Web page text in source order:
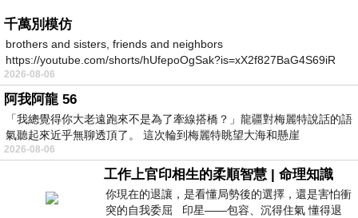
千萬別模仿
brothers and sisters, friends and neighbors
https://youtube.com/shorts/hUfepoOgSak?is=xX2f827BaG4S69iR
https
2026-08-06
阿我阿龍 56
「我總覺得你大老遠跑來不是為了牽線搭橋？」龍疆對梅麗特說話的語
氣聽起來近乎無聊透頂了。 這次輪到梅麗特眺望大海和懸崖
2026-08-06
工作上官印相生的柔順智慧 | 命理知識
你現在的退讓，是看懂局勢後的選擇，還是害怕衝
突的自我委屈 印星——包容、沉得住氣 懂得退